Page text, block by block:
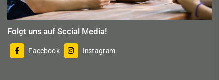
Folgt uns auf Social Media!
Facebook Instagram